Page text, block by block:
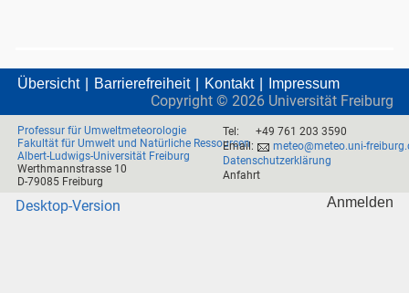
Übersicht Barrierefreiheit Kontakt Impressum
Copyright © 2026 Universität Freiburg
Professur für Umweltmeteorologie
Fakultät für Umwelt und Natürliche Ressourcen
Albert-Ludwigs-Universität Freiburg
Werthmannstrasse 10
D-79085 Freiburg
Tel:
+49 761 203 3590
Email:
meteo@meteo.uni-
Datenschutzerklärung
Anfahrt
Desktop-Version Anmelden